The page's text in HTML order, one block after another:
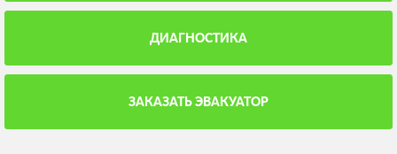
ДИАГНОСТИКА
ЗАКАЗАТЬ ЭВАКУАТОР